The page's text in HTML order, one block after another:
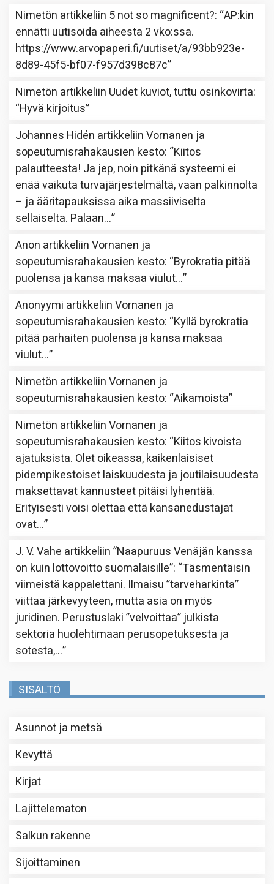
Nimetön artikkeliin 5 not so magnificent?: “AP:kin
ennätti uutisoida aiheesta 2 vko:ssa.
https://www.arvopaperi.fi/uutiset/a/93bb923e-
8d89-45f5-bf07-f957d398c87c”
Nimetön artikkeliin Uudet kuviot, tuttu osinkovirta:
“Hyvä kirjoitus”
Johannes Hidén artikkeliinVornanen ja
sopeutumisrahakausien kesto: “Kiitos
palautteesta! Ja jep, noin pitkänä systeemi ei
enää vaikuta turvajärjestelmältä, vaan palkinnolta
– ja ääritapauksissa aika massiiviselta
sellaiselta. Palaan…”
Anon artikkeliinVornanen ja
sopeutumisrahakausien kesto: “Byrokratia pitää
puolensa ja kansa maksaa viulut…”
Anonyymi artikkeliinVornanen ja
sopeutumisrahakausien kesto: “Kyllä byrokratia
pitää parhaiten puolensa ja kansa maksaa
viulut…”
Nimetön artikkeliinVornanen ja
sopeutumisrahakausien kesto: “Aikamoista”
Nimetön artikkeliinVornanen ja
sopeutumisrahakausien kesto: “Kiitos kivoista
ajatuksista. Olet oikeassa, kaikenlaisiset
pidempikestoiset laiskuudesta ja joutilaisuudesta
maksettavat kannusteet pitäisi lyhentää.
Erityisesti voisi olettaa että kansanedustajat
ovat…”
J. V. Vahe artikkeliin”Naapuruus Venäjän kanssa
on kuin lottovoitto suomalaisille”: “Täsmentäisin
viimeistä kappalettani. Ilmaisu ”tarveharkinta”
viittaa järkevyyteen, mutta asia on myös
juridinen. Perustuslaki ”velvoittaa” julkista
sektoria huolehtimaan perusopetuksesta ja
sotesta,…”
SISÄLTÖ
Asunnot ja metsä
Kevyttä
Kirjat
Lajittelematon
Salkun rakenne
Sijoittaminen